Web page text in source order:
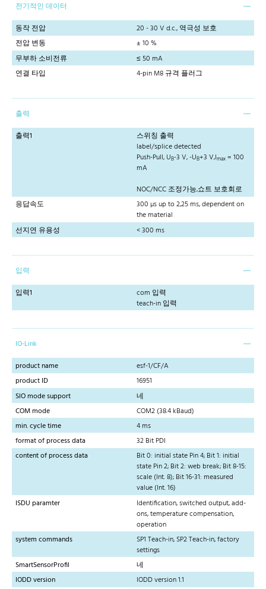
전기적인 데이터
동작 전압
20 - 30 V d.c., 역극성 보호
전압 변동
± 10 %
무부하 소비전류
≤ 50 mA
연결 타입
4-pin M8 규격 플러그
출력
출력1
스위칭 출력
label/splice detected
Push-Pull, UB-3 V, -UB+3 V,Imax = 100
mA
NOC/NCC 조정가능,쇼트 보호회로
응답속도
300 µs up to 2,25 ms, dependent on
the material
선지연 유용성
< 300 ms
입력
입력1
com 입력
teach-in 입력
IO-Link
product name
esf-1/CF/A
product ID
16951
SIO mode support
네
COM mode
COM2 (38.4 kBaud)
min. cycle time
4 ms
format of process data
32 Bit PDI
content of process data
Bit 0: initial state Pin 4; Bit 1: initial
state Pin 2; Bit 2: web break; Bit 8-15:
scale (Int. 8); Bit 16-31: measured
value (Int. 16)
ISDU paramter
Identification, switched output, add-
ons, temperature compensation,
operation
system commands
SP1 Teach-in, SP2 Teach-in, factory
settings
SmartSensorProfil
네
IODD version
IODD version 1.1